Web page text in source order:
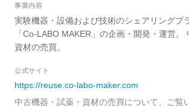
事業内容
実験機器・設備および技術のシェアリングプ
「Co-LABO MAKER」の企画・開発・運営。
資材の売買。
公式サイト
https://reuse.co-labo-maker.com
中古機器・試薬・資材の売買について、ご覧